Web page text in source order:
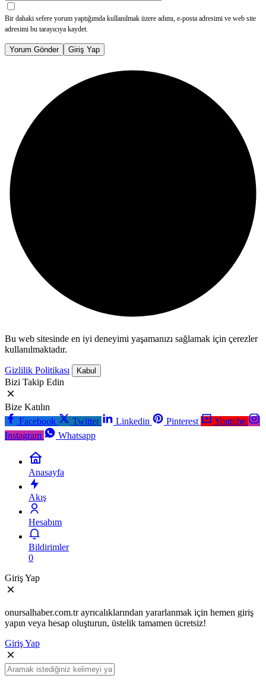
Bir dahaki sefere yorum yaptığımda kullanılmak üzere adımı, e-posta adresimi ve web site
adresimi bu tarayıcıya kaydet.
Yorum Gönder Giriş Yap
Bu web sitesinde en iyi deneyimi yaşamanızı sağlamak için çerezler
kullanılmaktadır.
Gizlilik Politikası Kabul
Bizi Takip Edin
Bize Katılın
Facebook
Twitter Linkedin Pinterest
Youtube
Instagram
Whatsapp
Anasayfa
Akış
Hesabım
Bildirimler
0
Giriş Yap
onursalhaber.com.tr ayrıcalıklarından yararlanmak için hemen giriş
yapın veya hesap oluşturun, üstelik tamamen ücretsiz!
Giriş Yap